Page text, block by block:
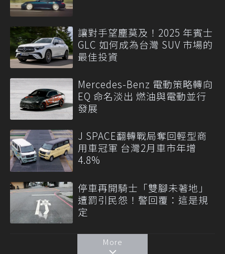
讓對手望塵莫及！2025 年賓士
GLC 如何成為台灣 SUV 市場的
最佳投資
Mercedes-Benz 電動策略轉向
EQ 命名淡出 燃油與電動並行
發展
J SPACE翻轉戰局奪回輕型商
用車冠軍 台灣2月車市年增
4.8%
停車再開騎士「雙腳未著地」
遭罰引民怨！警回覆：這是規
定
More